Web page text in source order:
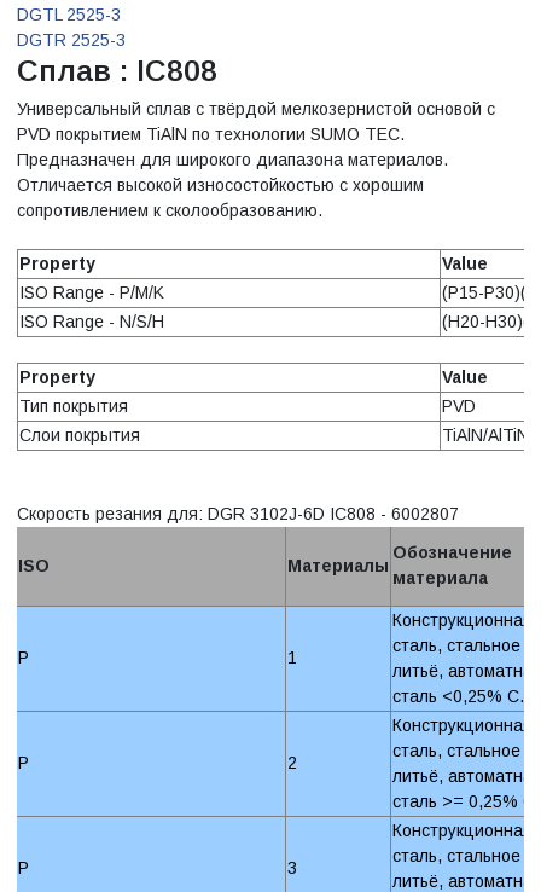
DGTL 2525-3
DGTR 2525-3
Сплав : IC808
Универсальный сплав с твёрдой мелкозернистой основой с
PVD покрытием TiAlN по технологии SUMO TEC.
Предназначен для широкого диапазона материалов.
Отличается высокой износостойкостью с хорошим
сопротивлением к сколообразованию.
Property
Value
ISO Range - P/M/K
(P15-
ISO Range - N/S/H
(H20-
Property
Value
Тип покрытия
PVD
Слои покрытия
TiAlN/
Скорость резания для: DGR 3102J-6D IC808 - 6002807
ISO Материалы
Обозначение
материала
P 1
Конструкционная
сталь, стальное
литьё, автоматная
сталь <0,25% C.
P 2
Конструкционная
сталь, стальное
литьё, автоматная
сталь >= 0,25% C.
P 3
Конструкционная
сталь, стальное
литьё, автоматная